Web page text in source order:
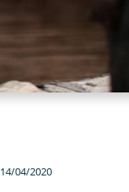
14/04/2020